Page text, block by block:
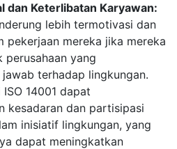
dan Keterlibatan Karyawan:
lebih termotivasi dan
pekerjaan mereka jika mereka
perusahaan yang
terhadap lingkungan.
14001 dapat
kesadaran dan partisipasi
inisiatif lingkungan, yang
dapat meningkatkan